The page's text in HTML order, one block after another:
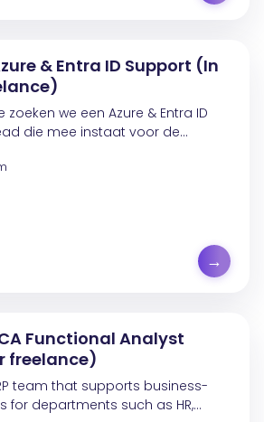
& Entra ID Support (In
we een Azure & Entra ID
die mee instaat voor de
identity & access management.
→
Functional Analyst
freelance)
team that supports business-
for departments such as HR,